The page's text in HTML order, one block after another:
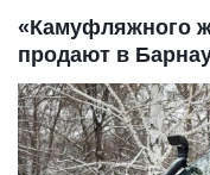
«Камуфляжного
продают в